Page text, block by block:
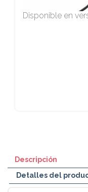
Disponible en
Descripción
Detalles del